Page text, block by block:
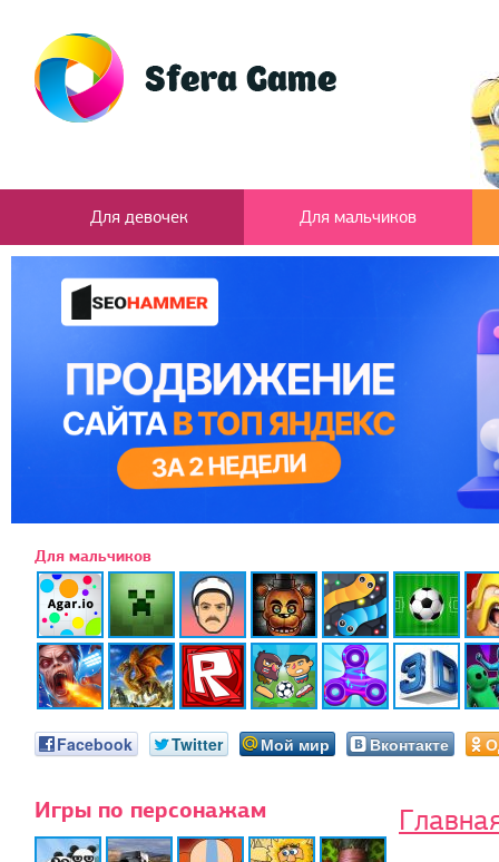
Для девочек Для мальчиков
Для мальчиков
Facebook Twitter Мой мир Вконтакте
Игры по персонажам